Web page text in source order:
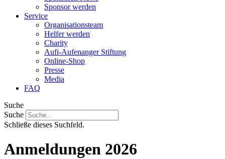
Sponsor werden
Service
Organisationsteam
Helfer werden
Charity
Aufi-Aufenanger Stiftung
Online-Shop
Presse
Media
FAQ
Suche
Suche
Schließe dieses Suchfeld.
Anmeldungen 2026